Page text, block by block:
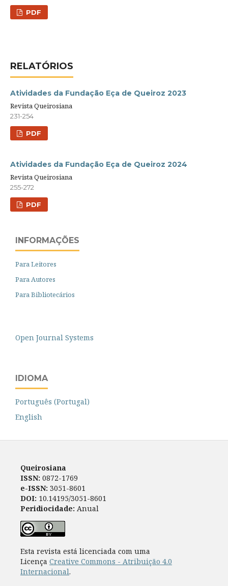
PDF
RELATÓRIOS
Atividades da Fundação Eça de Queiroz 2023
Revista Queirosiana
231-254
PDF
Atividades da Fundação Eça de Queiroz 2024
Revista Queirosiana
255-272
PDF
INFORMAÇÕES
Para Leitores
Para Autores
Para Bibliotecários
Open Journal Systems
IDIOMA
Português (Portugal)
English
Queirosiana
ISSN: 0872-1769
e-ISSN: 3051-8601
DOI: 10.14195/3051-8601
Peridiocidade: Anual
Esta revista está licenciada com uma
Licença Creative Commons - Atribuição 4.0
Internacional.